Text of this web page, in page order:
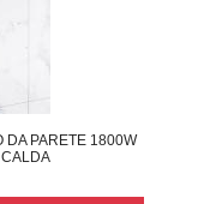
DA PARETE 1800W
CALDA